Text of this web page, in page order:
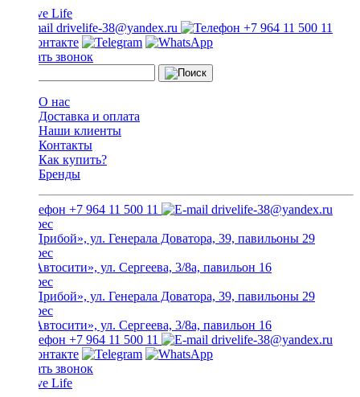
drivelife-38@yandex.ru +7 964 11 500 11
Заказать звонок
О нас
Доставка и оплата
Наши клиенты
Контакты
Как купить?
Бренды
+7 964 11 500 11 drivelife-38@yandex.ru
ТЦ «Прибой», ул. Генерала Доватора, 39, павильоны 29
ТЦ «Автосити», ул. Сергеева, 3/8а, павильон 16
ТЦ «Прибой», ул. Генерала Доватора, 39, павильоны 29
ТЦ «Автосити», ул. Сергеева, 3/8а, павильон 16
+7 964 11 500 11
drivelife-38@yandex.ru
Заказать звонок